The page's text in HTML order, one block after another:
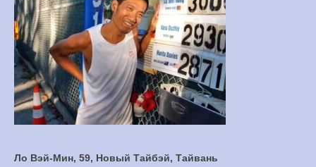
Ло Вэй-Мин, 59, Новый Тайбэй, Тайвань